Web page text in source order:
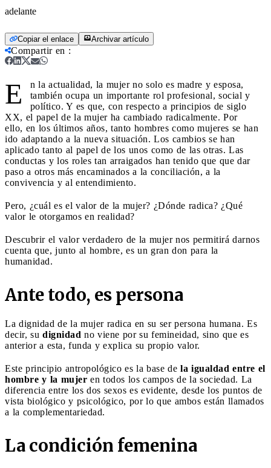
adelante
Copiar el enlace Archivar artículo
Compartir en :
E
n la actualidad, la mujer no solo es madre y esposa,
también ocupa un importante rol profesional, social y
político. Y es que, con respecto a principios de siglo
XX, el papel de la mujer ha cambiado radicalmente. Por
ello, en los últimos años, tanto hombres como mujeres se han
ido adaptando a la nueva situación. Los cambios se han
aplicado tanto al papel de los unos como de las otras. Las
conductas y los roles tan arraigados han tenido que que dar
paso a otros más encaminados a la conciliación, a la
convivencia y al entendimiento.
Pero, ¿cuál es el valor de la mujer? ¿Dónde radica? ¿Qué
valor le otorgamos en realidad?
Descubrir el valor verdadero de la mujer nos permitirá darnos
cuenta que, junto al hombre, es un gran don para la
humanidad.
Ante todo, es persona
La dignidad de la mujer radica en su ser persona humana. Es
decir, su dignidad no viene por su femineidad, sino que es
anterior a esta, funda y explica su propio valor.
Este principio antropológico es la base de la igualdad entre el
hombre y la mujer en todos los campos de la sociedad. La
diferencia entre los dos sexos es evidente, desde los puntos de
vista biológico y psicológico, por lo que ambos están llamados
a la complementariedad.
La condición femenina